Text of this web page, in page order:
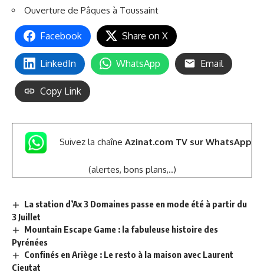
Ouverture de Pâques à Toussaint
Facebook Share on X
LinkedIn WhatsApp Email
Copy Link
Suivez la chaîne Azinat.com TV sur WhatsApp
(alertes, bons plans,..)
La station d’Ax 3 Domaines passe en mode été à partir du
3 Juillet
Mountain Escape Game : la fabuleuse histoire des
Pyrénées
Confinés en Ariège : Le resto à la maison avec Laurent
Cieutat